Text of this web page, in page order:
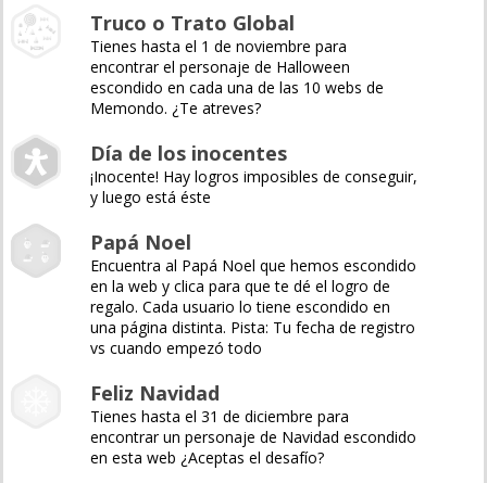
Truco o Trato Global
Tienes hasta el 1 de noviembre para
encontrar el personaje de Halloween
escondido en cada una de las 10 webs de
Memondo. ¿Te atreves?
Día de los inocentes
¡Inocente! Hay logros imposibles de conseguir,
y luego está éste
Papá Noel
Encuentra al Papá Noel que hemos escondido
en la web y clica para que te dé el logro de
regalo. Cada usuario lo tiene escondido en
una página distinta. Pista: Tu fecha de registro
vs cuando empezó todo
Feliz Navidad
Tienes hasta el 31 de diciembre para
encontrar un personaje de Navidad escondido
en esta web ¿Aceptas el desafío?